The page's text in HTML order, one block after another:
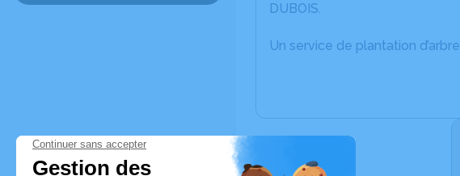
DUBOIS.
Un service de plantation